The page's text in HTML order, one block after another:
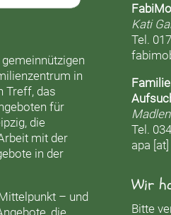
in
Treff, das
für
die
mit der
in der
– und
die
Kati
Tel.
Tel.
apa
Wir
Bitte